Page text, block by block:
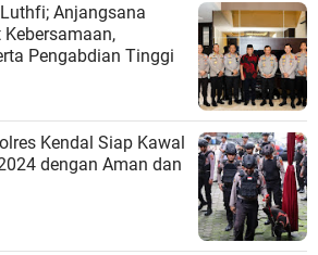
Anjangsana
Pengabdian Tinggi
Kendal Siap Kawal
dengan Aman dan